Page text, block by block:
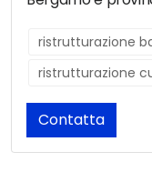
ristrutturazione
ristrutturazione
Contatta